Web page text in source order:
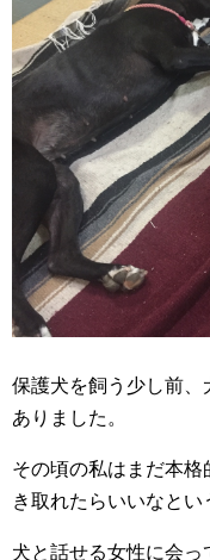
保護犬を飼う少し前
ありました。
その頃の私はまだ本格
き取れたらいいなとい
犬と話せる女性に会っ